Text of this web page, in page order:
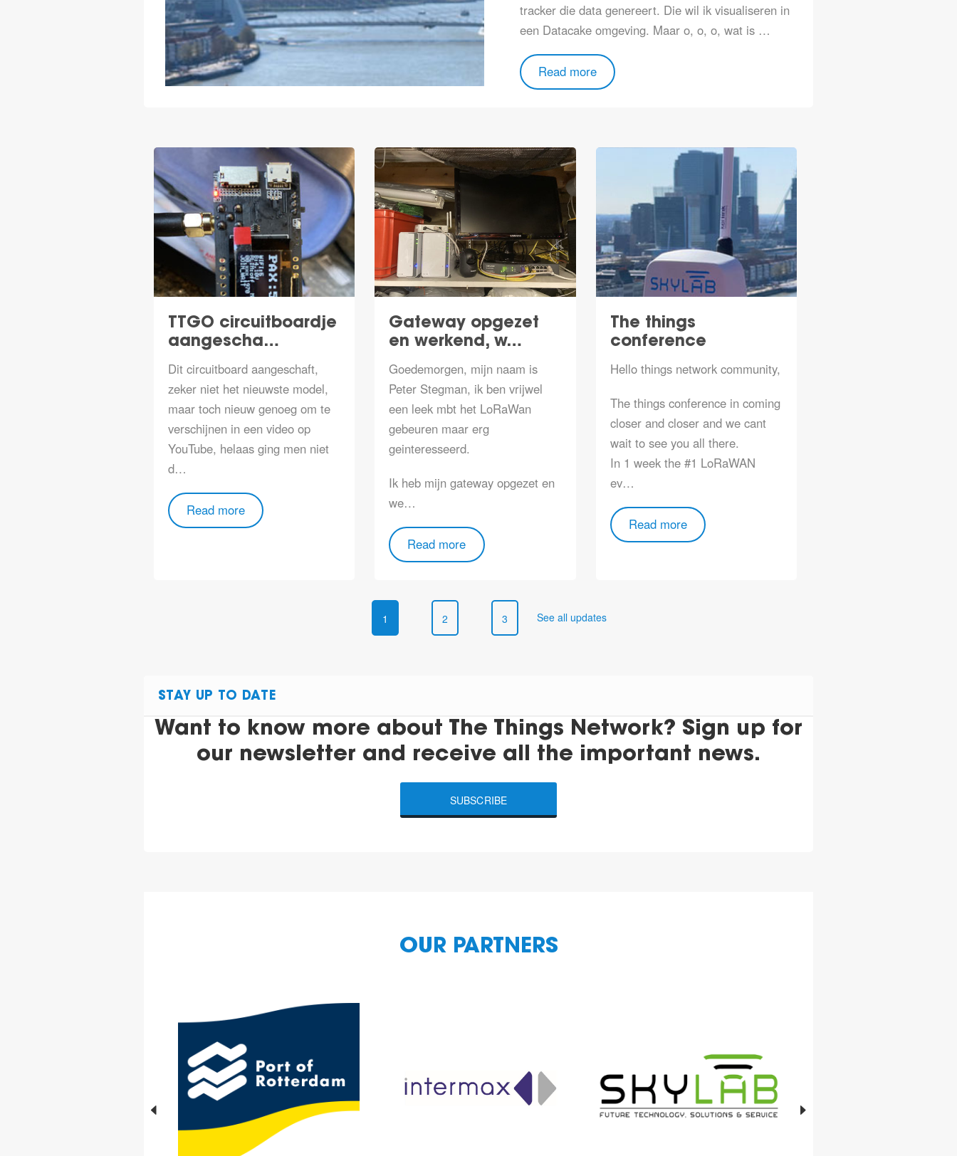
tracker die data genereert. Die wil ik visualiseren in
een Datacake omgeving. Maar o, o, o, wat is …
Read more
TTGO circuitboardje
aangescha…
Dit circuitboard aangeschaft,
zeker niet het nieuwste model,
maar toch nieuw genoeg om te
verschijnen in een video op
YouTube, helaas ging men niet
d…
Read more
Gateway opgezet
en werkend, w…
Goedemorgen, mijn naam is
Peter Stegman, ik ben vrijwel
een leek mbt het LoRaWan
gebeuren maar erg
geinteresseerd.
Ik heb mijn gateway opgezet en
we…
Read more
The things
conference
Hello things network community,
The things conference in coming
closer and closer and we cant
wait to see you all there.
In 1 week the #1 LoRaWAN
ev…
Read more
1 2 3 See all updates
STAY UP TO DATE
Want to know more about The Things Network? Sign up for
our newsletter and receive all the important news.
SUBSCRIBE
OUR PARTNERS